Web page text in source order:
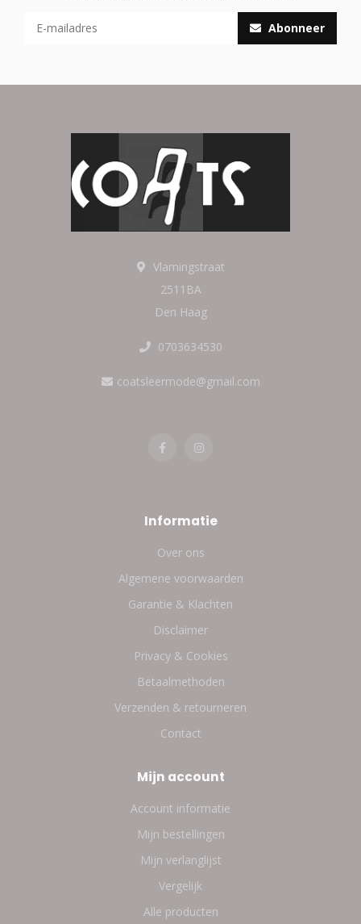
Abonneer
Vlamingstraat
2511BA
Den Haag
0703634530
coatsleermode@gmail.com
Informatie
Over ons
Algemene voorwaarden
Garantie & Klachten
Disclaimer
Privacy & Cookies
Betaalmethoden
Verzenden & retourneren
Contact
Mijn account
Account informatie
Mijn bestellingen
Mijn verlanglijst
Vergelijk
Alle producten